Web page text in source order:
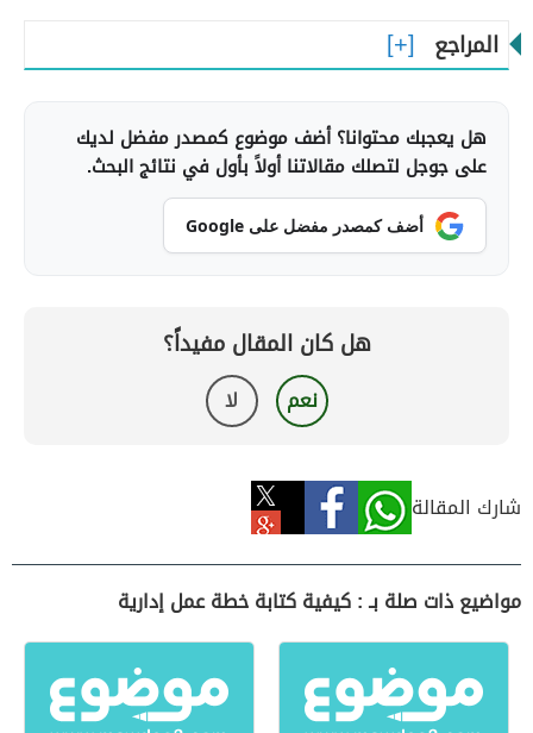
المراجع
هل يعجبك محتوانا؟ أضف موضوع كمصدر مفضل لديك
على جوجل لتصلك مقالاتنا أولاً بأول في نتائج البحث.
أضف كمصدر مفضل على Google
هل كان المقال مفيداً؟
نعم لا
شارك المقالة
مواضيع ذات صلة بـ : كيفية كتابة خطة عمل إدارية